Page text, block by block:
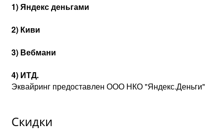
1) Яндекс деньгами
2) Киви
3) Вебмани
4) ИТД.
Эквайринг предоставлен ООО НКО "Яндекс.Деньги"
Скидки